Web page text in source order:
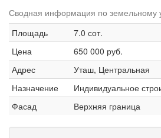
Сводная информация по земельному
Площадь
7.0 сот.
Цена
650 000 руб.
Адрес
Уташ, Центральная
Назначение
Индивидуальное
Фасад
Верхняя граница